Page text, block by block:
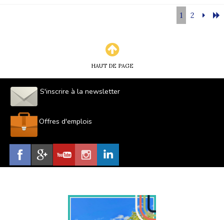
1 2
HAUT DE PAGE
S'inscrire à la newsletter
Offres d'emplois